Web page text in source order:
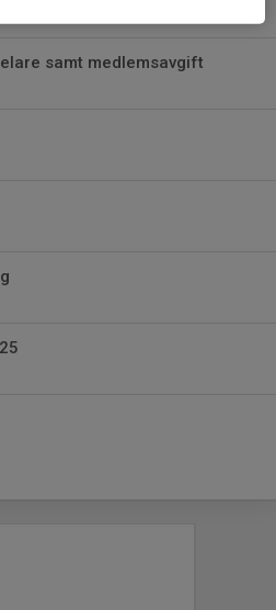
samt medlemsavgift